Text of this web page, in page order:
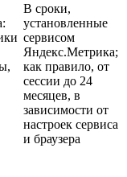
В сроки,
установленные
сервисом
Яндекс.Метрика;
как правило, от
сессии до 24
месяцев, в
зависимости от
настроек сервиса
и браузера